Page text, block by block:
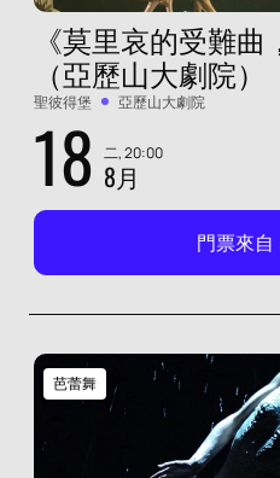
《莫里哀的受難曲
（亞歷山大劇院）
聖彼得堡 亞歷山大劇院
18 二, 20:00
8月
門票來自
芭蕾舞